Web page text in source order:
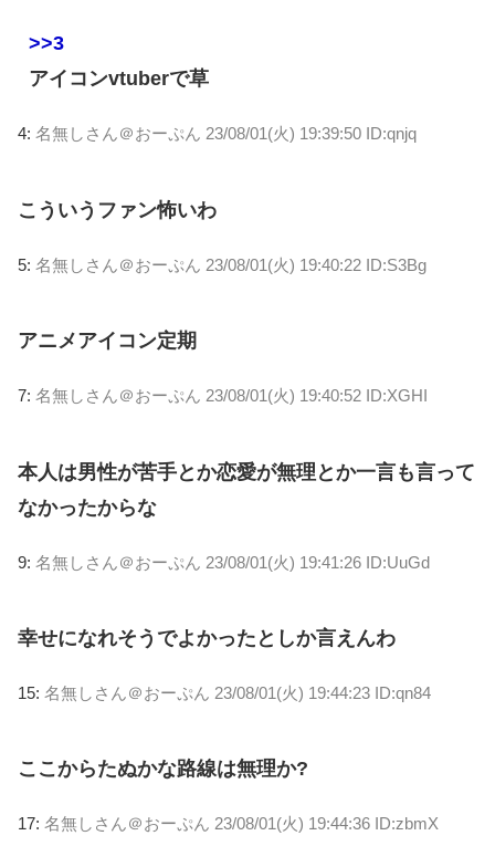
>>3
アイコンvtuberで草
4: 名無しさん＠おーぷん 23/08/01(火) 19:39:50 ID:qnjq
こういうファン怖いわ
5: 名無しさん＠おーぷん 23/08/01(火) 19:40:22 ID:S3Bg
アニメアイコン定期
7: 名無しさん＠おーぷん 23/08/01(火) 19:40:52 ID:XGHI
本人は男性が苦手とか恋愛が無理とか一言も言って
なかったからな
9: 名無しさん＠おーぷん 23/08/01(火) 19:41:26 ID:UuGd
幸せになれそうでよかったとしか言えんわ
15: 名無しさん＠おーぷん 23/08/01(火) 19:44:23 ID:qn84
ここからたぬかな路線は無理か?
17: 名無しさん＠おーぷん 23/08/01(火) 19:44:36 ID:zbmX